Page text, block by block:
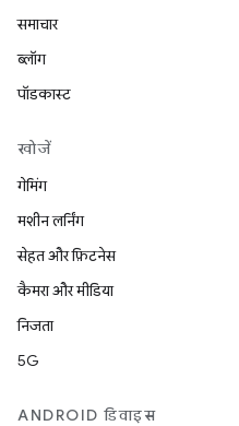
समाचार
ब्लॉग
पॉडकास्ट
खोजें
गेमिंग
मशीन लर्निंग
सेहत और फ़िटनेस
कैमरा और मीडिया
निजता
5G
ANDROID डिवाइस